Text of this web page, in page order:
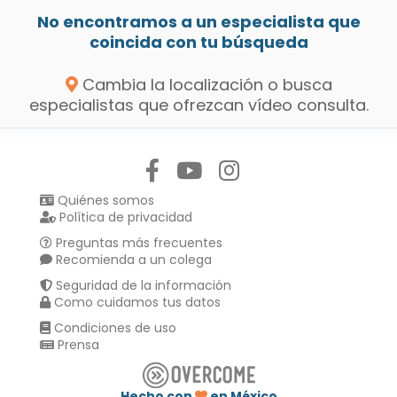
No encontramos a un especialista que
coincida con tu búsqueda
Cambia la localización o busca
especialistas que ofrezcan vídeo consulta.
Quiénes somos
Política de privacidad
Preguntas más frecuentes
Recomienda a un colega
Seguridad de la información
Como cuidamos tus datos
Condiciones de uso
Prensa